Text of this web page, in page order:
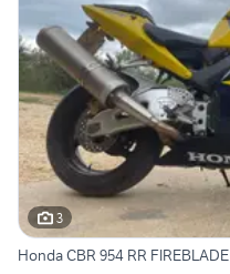
3
Honda CBR 954 RR FIREBLADE